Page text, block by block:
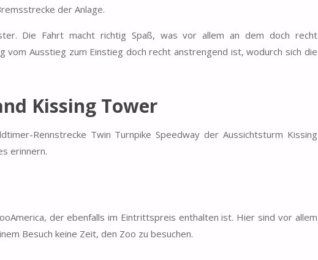
der Anlage.
Die Fahrt macht richtig Spaß, was vor allem an dem doch recht
Ausstieg zum Einstieg doch recht anstrengend ist, wodurch sich die
Kissing Tower
Rennstrecke Twin Turnpike Speedway der Aussichtsturm Kissing
erinnern.
der ebenfalls im Eintrittspreis enthalten ist. Hier sind vor allem
Besuch keine Zeit, den Zoo zu besuchen.